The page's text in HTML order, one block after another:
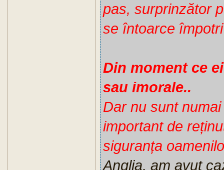
pas, surprinzător
se întoarce
Din moment ce
sau imorale..
Dar nu sunt
important de
siguranța
Anglia, am avut